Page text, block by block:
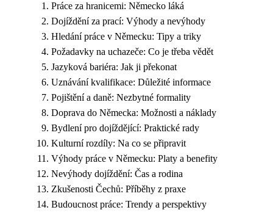
Práce za hranicemi: Německo láká
Dojíždění za prací: Výhody a nevýhody
Hledání práce v Německu: Tipy a triky
Požadavky na uchazeče: Co je třeba vědět
Jazyková bariéra: Jak ji překonat
Uznávání kvalifikace: Důležité informace
Pojištění a daně: Nezbytné formality
Doprava do Německa: Možnosti a náklady
Bydlení pro dojíždějící: Praktické rady
Kulturní rozdíly: Na co se připravit
Výhody práce v Německu: Platy a benefity
Nevýhody dojíždění: Čas a rodina
Zkušenosti Čechů: Příběhy z praxe
Budoucnost práce: Trendy a perspektivy